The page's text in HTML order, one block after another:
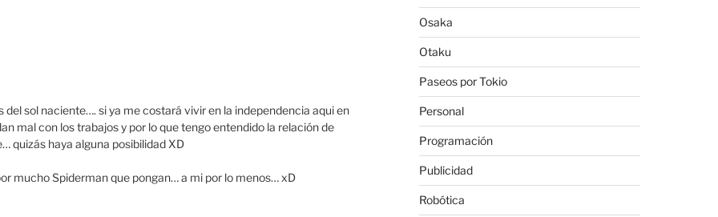
sol naciente…. si ya me costará vivir en la independencia aqui en
mal con los trabajos y por lo que tengo entendido la relación de
quizás haya alguna posibilidad XD
mucho Spiderman que pongan… a mi por lo menos… xD
Osaka
Otaku
Paseos por Tokio
Personal
Programación
Publicidad
Robótica